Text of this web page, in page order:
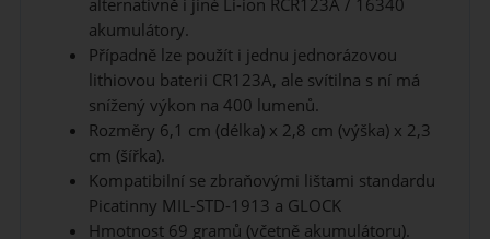
alternativně i jiné Li-ion RCR123A / 16340
akumulátory.
Případně lze použít i jednu jednorázovou
lithiovou baterii CR123A, ale svítilna s ní má
snížený výkon na 400 lumenů.
Rozměry 6,1 cm (délka) x 2,8 cm (výška) x 2,3
cm (šířka).
Kompatibilní se zbraňovými lištami standardu
Picatinny MIL-STD-1913 a GLOCK
Hmotnost 69 gramů (včetně akumulátoru).